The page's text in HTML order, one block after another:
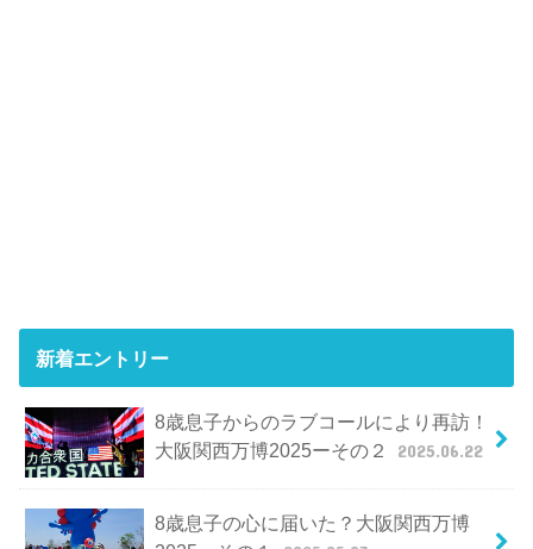
新着エントリー
8歳息子からのラブコールにより再訪！
大阪関西万博2025ーその２
2025.06.22
8歳息子の心に届いた？大阪関西万博